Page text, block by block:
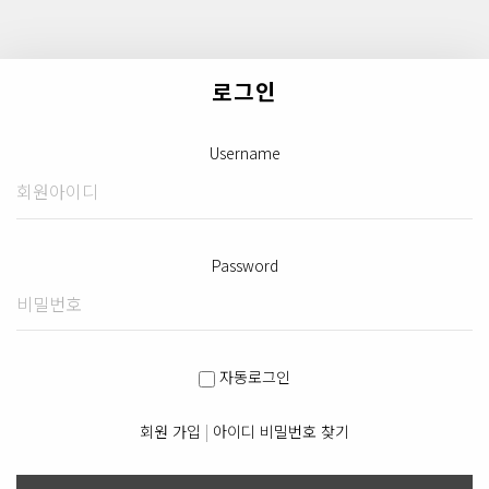
로그인
Username
Password
자동로그인
회원 가입 | 아이디 비밀번호 찾기